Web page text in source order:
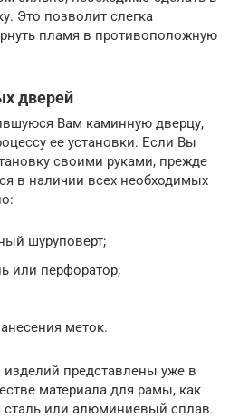
Это позволит слегка
пламя в противоположную
дверей
Вам каминную дверцу,
ее установки. Если Вы
своими руками, прежде
в наличии всех необходимых
шуруповерт;
или перфоратор;
меток.
представлены уже в
материала для рамы, как
сталь или алюминиевый сплав.